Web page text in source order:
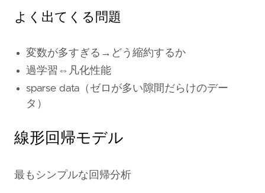
よく出てくる問題
変数が多すぎる→どう縮約するか
過学習⇔凡化性能
sparse data（ゼロが多い隙間だらけのデー
タ）
線形回帰モデル
最もシンプルな回帰分析